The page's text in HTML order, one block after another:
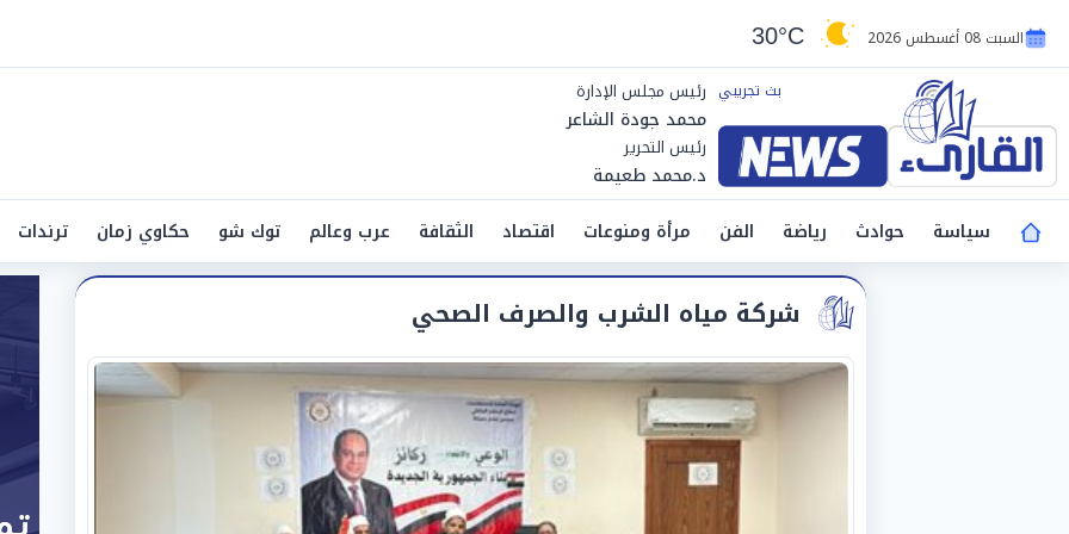
السبت 08 أغسطس 2026 30°C
رئيس مجلس الإدارة
محمد جودة الشاعر
رئيس التحرير
د.محمد طعيمة
سياسة
حوادث رياضة الفن مرأة ومنوعات اقتصاد الثقافة عرب وعالم توك شو حكاوي زمان ترندات
شركة مياه الشرب والصرف الصحي